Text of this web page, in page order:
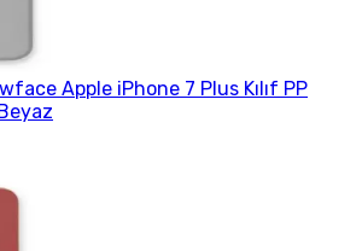
Apple iPhone 7 Plus Kılıf PP